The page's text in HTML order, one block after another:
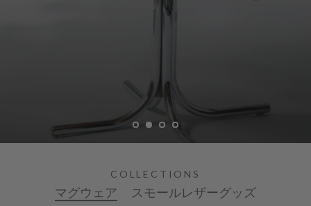
COLLECTIONS
マグウェア スモールレザーグッズ